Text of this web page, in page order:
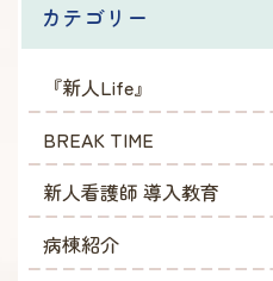
カテゴリー
『新人Life』
BREAK TIME
新人看護師 導入教育
病棟紹介